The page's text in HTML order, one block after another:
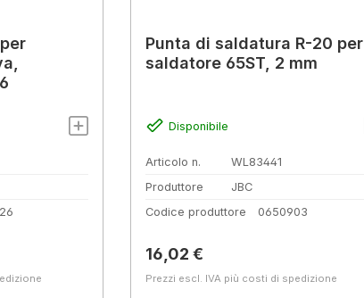
Punta di saldatura R-20 per
saldatore 65ST, 2 mm
Disponibile
Articolo n.
WL83441
Produttore
JBC
Codice produttore
0650903
Prezzo normale:
16,02 €
Prezzi escl. IVA più costi di spedizione